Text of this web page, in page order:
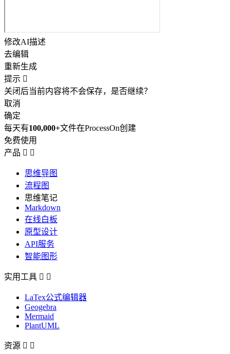
修改AI描述
去编辑
重新生成
提示 
关闭后当前内容将不会保存，是否继续？
取消
确定
每天有100,000+文件在ProcessOn创建
免费使用
产品  
思维导图
流程图
思维笔记
Markdown
在线白板
原型设计
API服务
智能图形
实用工具  
LaTex公式编辑器
Geogebra
Mermaid
PlantUML
资源  